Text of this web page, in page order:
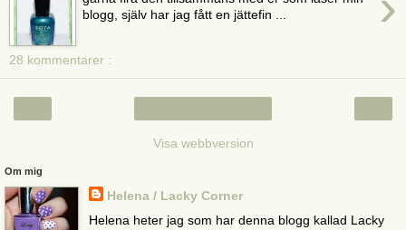
blogg, själv har jag fått en jättefin ...
28 kommentarer :
Visa webbversion
Om mig
Helena / Lacky Corner
Helena heter jag som har denna blogg kallad Lacky